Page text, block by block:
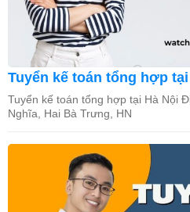
Tuyển kế toán tổng hợp tại
Tuyển kế toán tổng hợp tại Hà Nội
Nghĩa, Hai Bà Trưng, HN